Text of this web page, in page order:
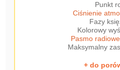
Punkt
Ciśnienie
Fazy
Kolorowy
Pasmo
Maksymalny
+ do